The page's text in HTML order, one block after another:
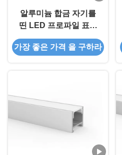
알루미늄 합금 자기를
띤 LED 프로파일 표면
은 자석과 T5 6063 사용
을 탑재합니다
가장 좋은 가격 을 구하라